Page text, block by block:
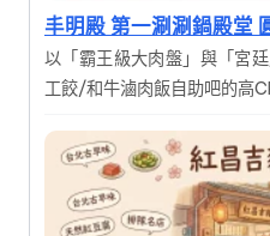
丰明殿 第一涮涮鍋殿堂
以「霸王級大肉盤」與「宮
工餃/和牛滷肉飯自助吧的高